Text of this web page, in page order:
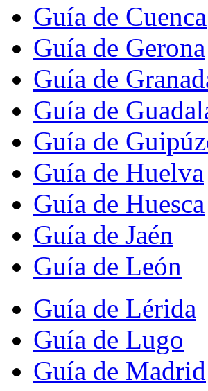
Guía de Cuenca
Guía de Gerona
Guía de
Guía de
Guía de
Guía de Huelva
Guía de Huesca
Guía de Jaén
Guía de León
Guía de Lérida
Guía de Lugo
Guía de Madrid